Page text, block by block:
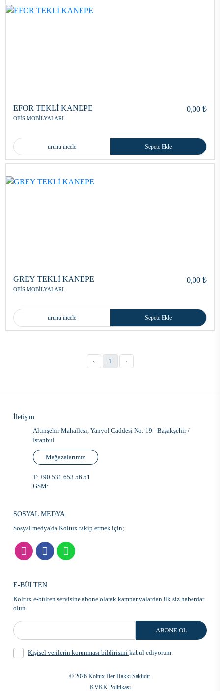
EFOR TEKLİ KANEPE
OFİS MOBİLYALARI
0,00 ₺
ürünü incele Sepete Ekle
GREY TEKLİ KANEPE
OFİS MOBİLYALARI
0,00 ₺
ürünü incele Sepete Ekle
‹ 1 ›
İletişim
Altınşehir Mahallesi, Yanyol Caddesi No: 19 - Başakşehir /
İstanbul
Mağazalarımız
T: +90 531 653 56 51
GSM:
SOSYAL MEDYA
Sosyal medya'da Koltux takip etmek için;
E-BÜLTEN
Koltux e-bülten servisine abone olarak kampanyalardan ilk siz haberdar
olun.
Kişisel verilerin korunması bildirisini kabul ediyorum.
ABONE OL
© 2026 Koltux Her Hakkı Saklıdır.
KVKK Politikası